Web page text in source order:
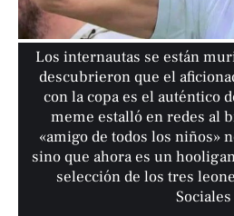
Los internautas se están
descubrieron que el
con la copa es el auténtico
meme estalló en redes al
«amigo de todos los niños»
sino que ahora es un
selección de los tres
Sociales